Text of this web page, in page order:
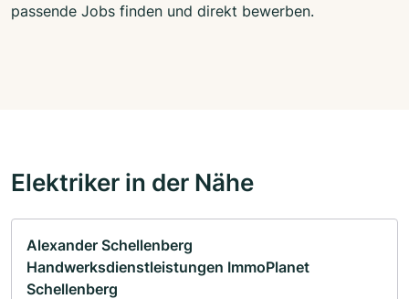
passende Jobs finden und direkt bewerben.
Elektriker in der Nähe
Alexander Schellenberg
Handwerksdienstleistungen ImmoPlanet
Schellenberg